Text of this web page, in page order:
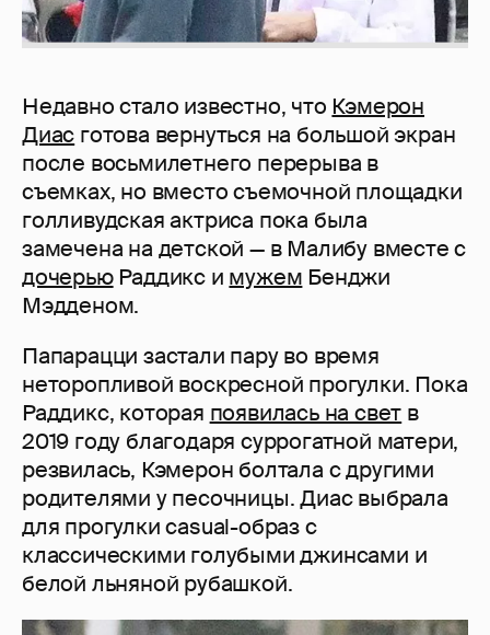
Недавно стало известно, что Кэмерон
Диас готова вернуться на большой экран
после восьмилетнего перерыва в
съемках, но вместо съемочной площадки
голливудская актриса пока была
замечена на детской — в Малибу вместе с
дочерьюРаддикс и мужем Бенджи
Мэдденом.
Папарацци застали пару во время
неторопливой воскресной прогулки. Пока
Раддикс, которая появилась на свет в
2019 году благодаря суррогатной матери,
резвилась, Кэмерон болтала с другими
родителями у песочницы. Диас выбрала
для прогулки casual-образ с
классическими голубыми джинсами и
белой льняной рубашкой.